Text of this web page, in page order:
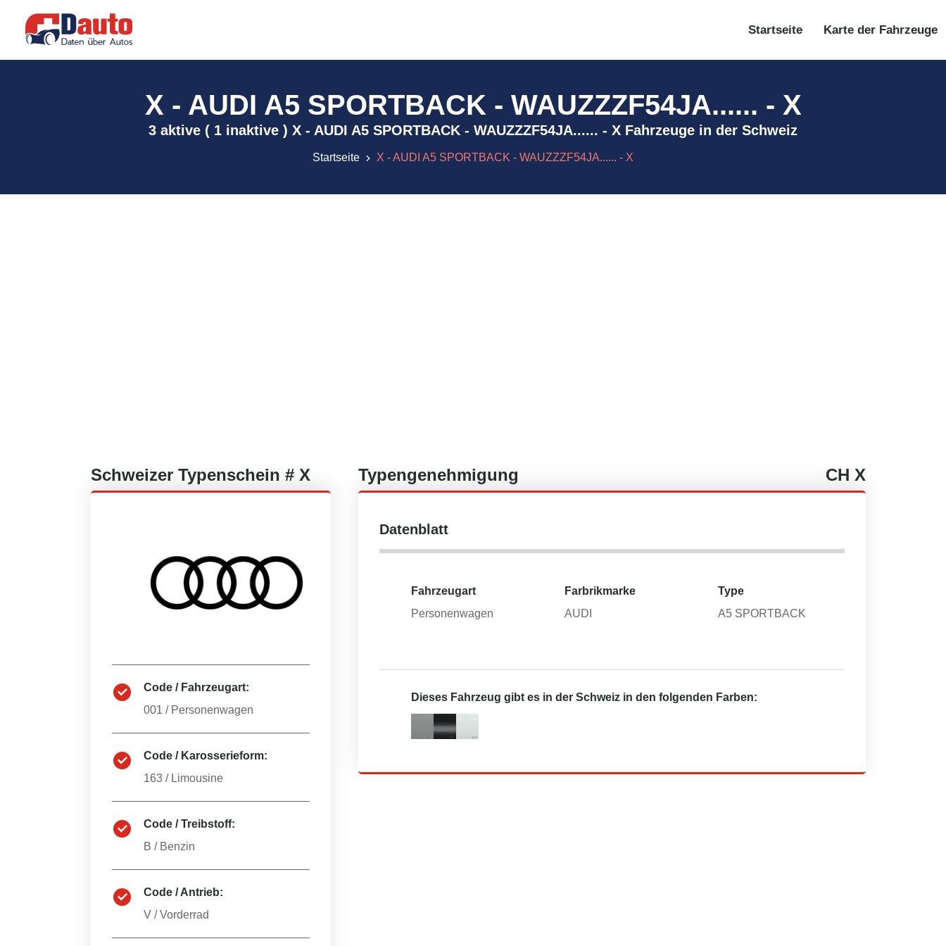
Startseite Karte der Fahrzeuge
X - AUDI A5 SPORTBACK - WAUZZZF54JA...... - X
3 aktive ( 1 inaktive ) X - AUDI A5 SPORTBACK - WAUZZZF54JA...... - X Fahrzeuge in der Schweiz
Startseite X - AUDI A5 SPORTBACK - WAUZZZF54JA...... - X
Schweizer Typenschein # X
Code / Fahrzeugart:
001 / Personenwagen
Code / Karosserieform:
163 / Limousine
Code / Treibstoff:
B / Benzin
Code / Antrieb:
V /Vorderrad
Typengenehmigung CH X
Datenblatt
Fahrzeugart
Personenwagen
Farbrikmarke
AUDI
Type
A5 SPORTBACK
Dieses Fahrzeug gibt es in der Schweiz in den folgenden Farben: